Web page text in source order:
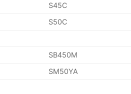
S45C
S50C
SB450M
SM50YA